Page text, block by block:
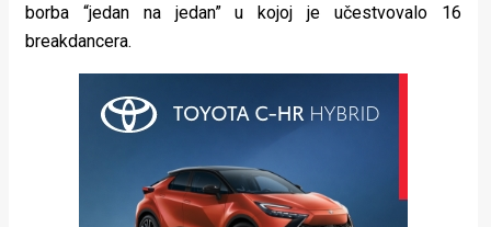
borba “jedan na jedan” u kojoj je učestvovalo 16
breakdancera.